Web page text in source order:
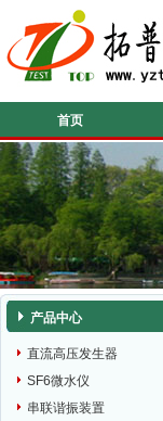
首页
产品中心
直流高压发生器
SF6微水仪
串联谐振装置